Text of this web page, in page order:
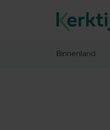
Binnenland